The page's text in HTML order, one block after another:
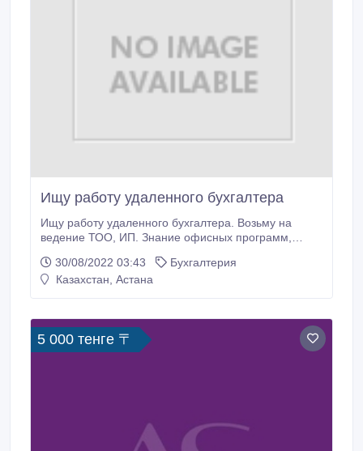
Ищу работу удаленного бухгалтера
Ищу работу удаленного бухгалтера. Возьму на
ведение ТОО, ИП. Знание офисных программ,
полное ведение бухгалтерского учёта от первичной
документации до налоговой отчетности. Звонить по
30/08/2022 03:43
Бухгалтерия
Казахстан, Астана
5 000 тенге 〒